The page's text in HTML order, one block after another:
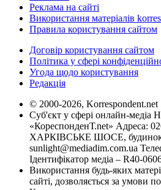
Реклама на сайті
Використання матеріалів
Правила користування сайтом
Договір користування сайтом
Політика у сфері
Угода щодо користування
Редакція
© 2000-2026, Korrespondent.net
Суб'єкт у сфері онлайн-медіа
«КореспонденТ.net» Адреса:
ХАРКІВСЬКЕ ШОСЕ, будинок
sunlight@mediadim.com.ua
Ідентифікатор медіа – R40-
Використання будь-яких
сайті, дозволяється за умови